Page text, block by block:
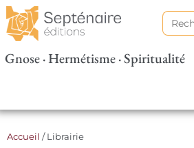
Search
for:
Gnose · Hermétisme · Spiritualité
Accueil / Librairie